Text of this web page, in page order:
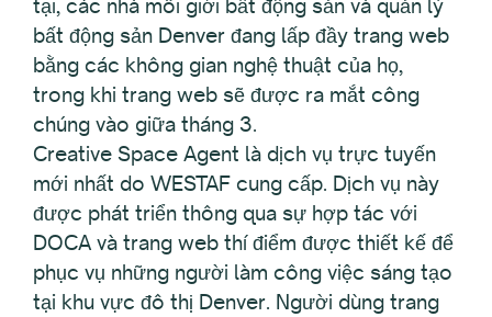
tại, các nhà môi giới bất động sản và quản lý
bất động sản Denver đang lấp đầy trang web
bằng các không gian nghệ thuật của họ,
trong khi trang web sẽ được ra mắt công
chúng vào giữa tháng 3.
Creative Space Agent là dịch vụ trực tuyến
mới nhất do WESTAF cung cấp. Dịch vụ này
được phát triển thông qua sự hợp tác với
DOCA và trang web thí điểm được thiết kế để
phục vụ những người làm công việc sáng tạo
tại khu vực đô thị Denver. Người dùng trang